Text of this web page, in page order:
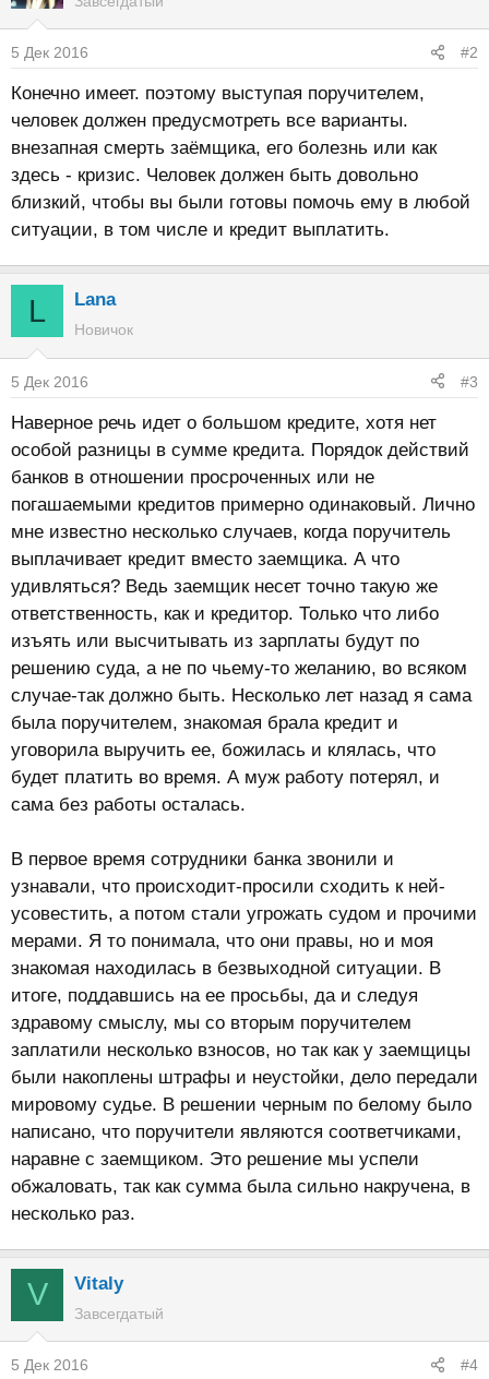
5 Дек 2016 #2
Конечно имеет. поэтому выступая поручителем,
человек должен предусмотреть все варианты.
внезапная смерть заёмщика, его болезнь или как
здесь - кризис. Человек должен быть довольно
близкий, чтобы вы были готовы помочь ему в любой
ситуации, в том числе и кредит выплатить.
L Lana
Новичок
5 Дек 2016 #3
Наверное речь идет о большом кредите, хотя нет
особой разницы в сумме кредита. Порядок действий
банков в отношении просроченных или не
погашаемыми кредитов примерно одинаковый. Лично
мне известно несколько случаев, когда поручитель
выплачивает кредит вместо заемщика. А что
удивляться? Ведь заемщик несет точно такую же
ответственность, как и кредитор. Только что либо
изъять или высчитывать из зарплаты будут по
решению суда, а не по чьему-то желанию, во всяком
случае-так должно быть. Несколько лет назад я сама
была поручителем, знакомая брала кредит и
уговорила выручить ее, божилась и клялась, что
будет платить во время. А муж работу потерял, и
сама без работы осталась.
В первое время сотрудники банка звонили и
узнавали, что происходит-просили сходить к ней-
усовестить, а потом стали угрожать судом и прочими
мерами. Я то понимала, что они правы, но и моя
знакомая находилась в безвыходной ситуации. В
итоге, поддавшись на ее просьбы, да и следуя
здравому смыслу, мы со вторым поручителем
заплатили несколько взносов, но так как у заемщицы
были накоплены штрафы и неустойки, дело передали
мировому судье. В решении черным по белому было
написано, что поручители являются соответчиками,
наравне с заемщиком. Это решение мы успели
обжаловать, так как сумма была сильно накручена, в
несколько раз.
V Vitaly
Завсегдатый
5 Дек 2016 #4